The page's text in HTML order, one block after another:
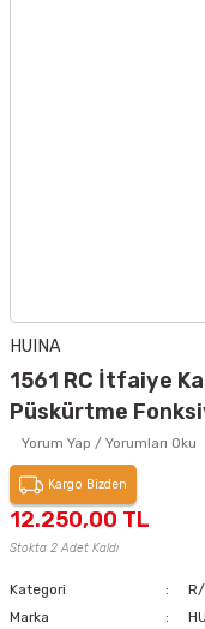
HUINA
1561 RC İtfaiye
Püskürtme
Yorum Yap / Yorumları Oku
Kargo Bizden
12.250,00 TL
Stokta 2 Adet Kaldı
Kategori
Marka